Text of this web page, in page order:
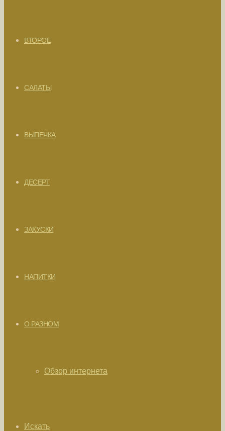
ВТОРОЕ
САЛАТЫ
ВЫПЕЧКА
ДЕСЕРТ
ЗАКУСКИ
НАПИТКИ
О РАЗНОМ
Обзор интернета
Искать